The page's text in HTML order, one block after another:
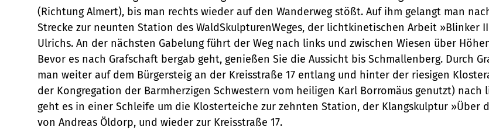
(Richtung Almert), bis man rechts wieder auf den Wanderweg stößt. Auf ihm gelangt man
Strecke zur neunten Station des WaldSkulpturenWeges, der lichtkinetischen Arbeit »Blinker
Ulrichs. An der nächsten Gabelung führt der Weg nach links und zwischen Wiesen über
Bevor es nach Grafschaft bergab geht, genießen Sie die Aussicht bis Schmallenberg. Durch
man weiter auf dem Bürgersteig an der Kreisstraße 17 entlang und hinter der riesigen
der Kongregation der Barmherzigen Schwestern vom heiligen Karl Borromäus genutzt) nach
geht es in einer Schleife um die Klosterteiche zur zehnten Station, der Klangskulptur »Über
von Andreas Öldorp, und wieder zur Kreisstraße 17.